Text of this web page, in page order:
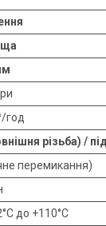
год
різьба) /
перемикання)
до +110°C